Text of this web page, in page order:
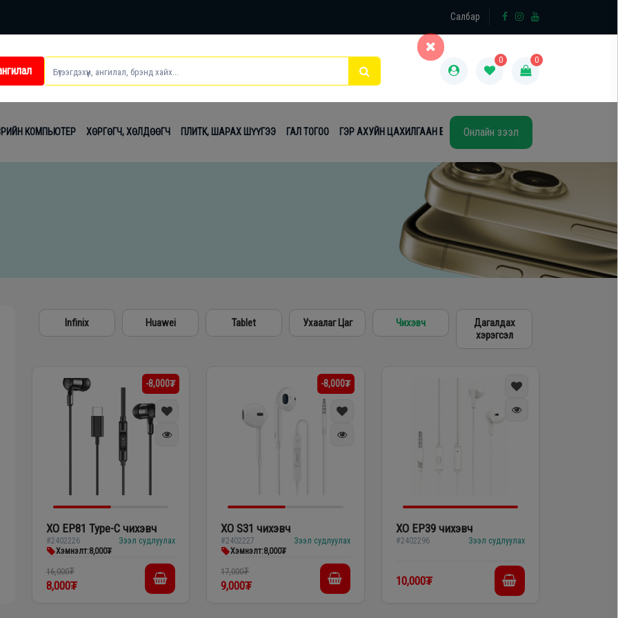
Салбар
0 0
КОМПЬЮТЕР ХӨРГӨГЧ, ХӨЛДӨӨГЧ ПЛИТК, ШАРАХ ШҮҮГЭЭ ГАЛ ТОГОО ГЭР АХУЙН ЦАХИЛГААН БАРАА ТАВИЛГА
Онлайн зээл
Apple Samsung Oppo Mi Infinix Huawei
-8,000₮
XO EP81 Type-C чихэвч
#2402226
Зээл судлуулах
Хэмнэлт:8,000₮
16,000₮
8,000₮
-8,000₮
XO S31 чихэвч
#2402227
Зээл судлуулах
Хэмнэлт:8,000₮
17,000₮
9,000₮
XO EP39 чихэвч
#2402296 Зээл судлуулах
10,000₮